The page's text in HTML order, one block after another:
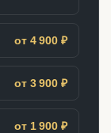
от 4 900 ₽
от 3 900 ₽
от 1 900 ₽